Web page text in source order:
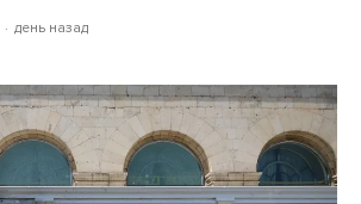
день назад